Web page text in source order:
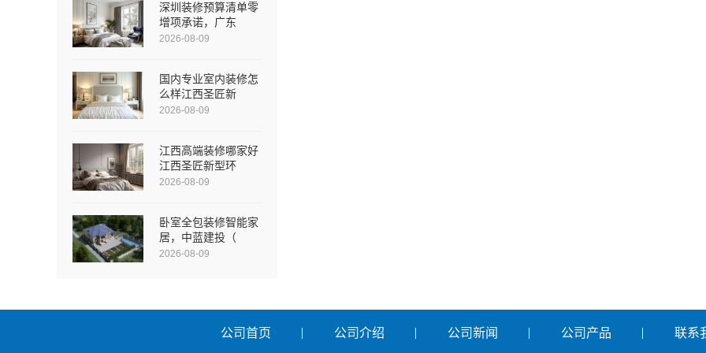
深圳装修预算清单零
增项承诺，广东
2026-08-09
国内专业室内装修怎
么样江西圣匠新
2026-08-09
江西高端装修哪家好
江西圣匠新型环
2026-08-09
卧室全包装修智能家
居，中蓝建投（
2026-08-09
公司首页 公司介绍 公司新闻 公司产品 联系